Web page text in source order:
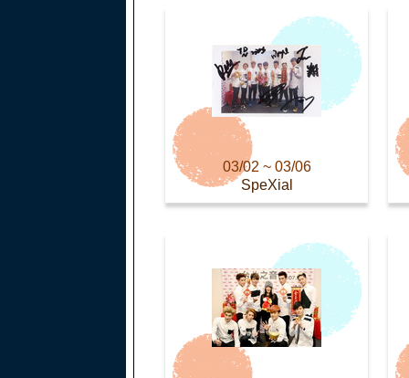
03/02 ~ 03/06
SpeXial